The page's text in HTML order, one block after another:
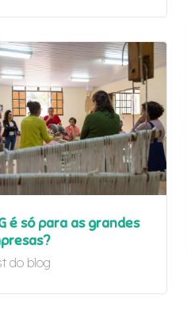
é só para as grandes
do blog